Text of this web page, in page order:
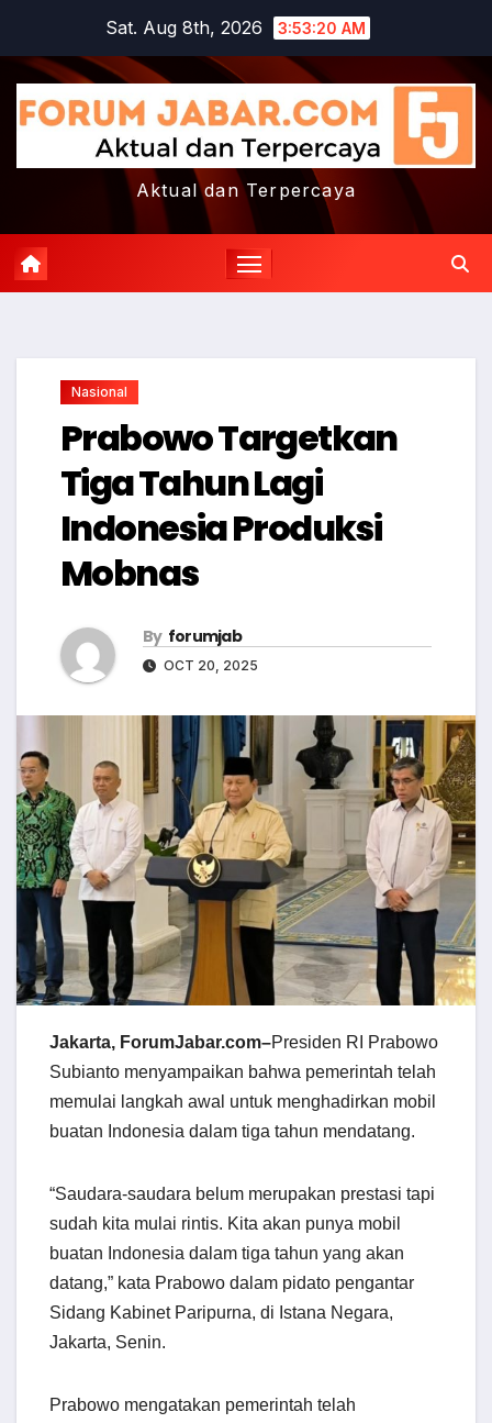
content
Sat. Aug 8th, 2026 3:53:21 AM
Aktual dan Terpercaya
Nasional
Prabowo Targetkan
Tiga Tahun Lagi
Indonesia Produksi
Mobnas
By forumjab
OCT 20, 2025
Jakarta, ForumJabar.com–Presiden RI Prabowo
Subianto menyampaikan bahwa pemerintah telah
memulai langkah awal untuk menghadirkan mobil
buatan Indonesia dalam tiga tahun mendatang.
“Saudara-saudara belum merupakan prestasi tapi
sudah kita mulai rintis. Kita akan punya mobil
buatan Indonesia dalam tiga tahun yang akan
datang,” kata Prabowo dalam pidato pengantar
Sidang Kabinet Paripurna, di Istana Negara,
Jakarta, Senin.
Prabowo mengatakan pemerintah telah